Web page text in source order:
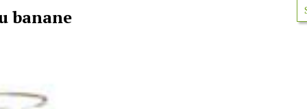
banane